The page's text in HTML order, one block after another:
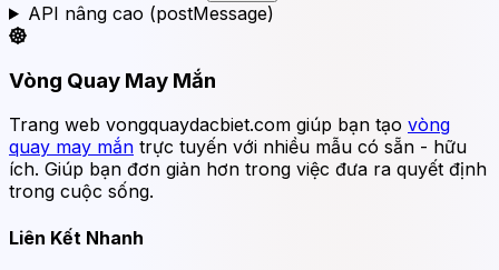
API nâng cao (postMessage)
Vòng Quay May Mắn
Trang web vongquaydacbiet.com giúp bạn tạo vòng
quay may mắn trực tuyến với nhiều mẫu có sẵn - hữu
ích. Giúp bạn đơn giản hơn trong việc đưa ra quyết định
trong cuộc sống.
Liên Kết Nhanh